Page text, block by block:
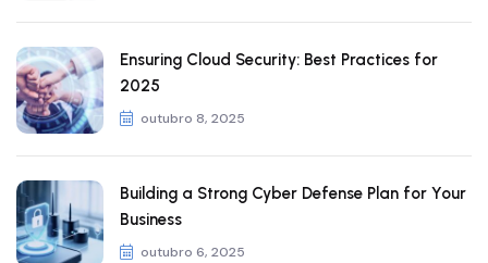
Ensuring Cloud Security: Best Practices for
2025
outubro 8, 2025
Building a Strong Cyber Defense Plan for Your
Business
outubro 6, 2025